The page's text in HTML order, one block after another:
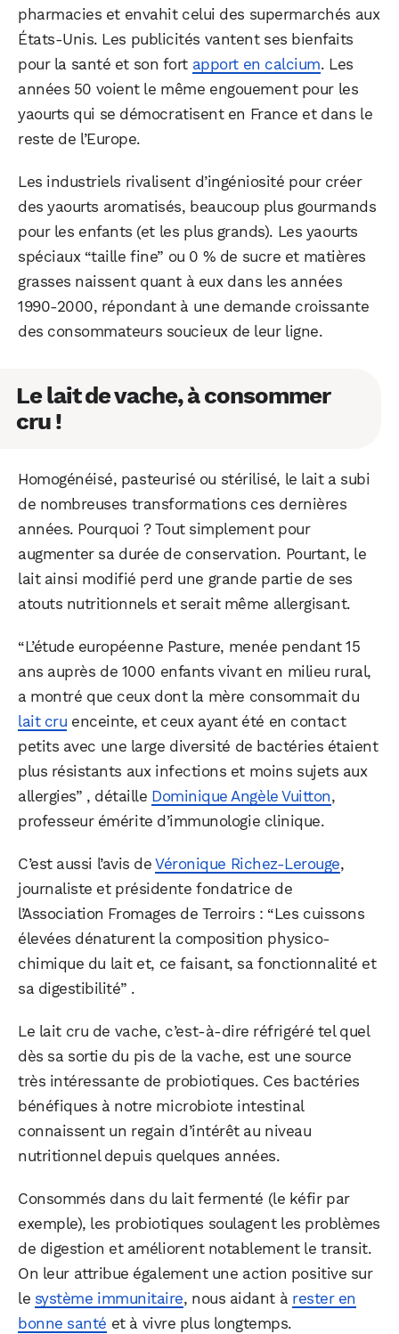
pharmacies et envahit celui des supermarchés aux
États-Unis. Les publicités vantent ses bienfaits
pour la santé et son fort apport en calcium. Les
années 50 voient le même engouement pour les
yaourts qui se démocratisent en France et dans le
reste de l’Europe.
Les industriels rivalisent d’ingéniosité pour créer
des yaourts aromatisés, beaucoup plus gourmands
pour les enfants (et les plus grands). Les yaourts
spéciaux “taille fine” ou 0 % de sucre et matières
grasses naissent quant à eux dans les années
1990-2000, répondant à une demande croissante
des consommateurs soucieux de leur ligne.
Le lait de vache, à consommer
cru !
Homogénéisé, pasteurisé ou stérilisé, le lait a subi
de nombreuses transformations ces dernières
années. Pourquoi ? Tout simplement pour
augmenter sa durée de conservation. Pourtant, le
lait ainsi modifié perd une grande partie de ses
atouts nutritionnels et serait même allergisant.
“L’étude européenne Pasture, menée pendant 15
ans auprès de 1000 enfants vivant en milieu rural,
a montré que ceux dont la mère consommait du
lait cru enceinte, et ceux ayant été en contact
petits avec une large diversité de bactéries étaient
plus résistants aux infections et moins sujets aux
allergies” , détaille Dominique Angèle Vuitton,
professeur émérite d’immunologie clinique.
C’est aussi l’avis deVéronique Richez-Lerouge,
journaliste et présidente fondatrice de
l’Association Fromages de Terroirs : “Les cuissons
élevées dénaturent la composition physico-
chimique du lait et, ce faisant, sa fonctionnalité et
sa digestibilité” .
Le lait cru de vache, c’est-à-dire réfrigéré tel quel
dès sa sortie du pis de la vache, est une source
très intéressante de probiotiques. Ces bactéries
bénéfiques à notre microbiote intestinal
connaissent un regain d’intérêt au niveau
nutritionnel depuis quelques années.
Consommés dans du lait fermenté (le kéfir par
exemple), les probiotiques soulagent les problèmes
de digestion et améliorent notablement le transit.
On leur attribue également une action positive sur
le système immunitaire, nous aidant à rester en
bonne santé et à vivre plus longtemps.